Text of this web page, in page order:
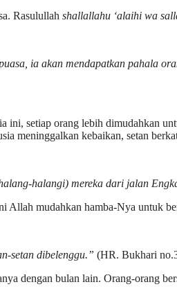
Rasulullah shallallahu ‘alaihi wa
ia akan mendapatkan pahala
ini, setiap orang lebih dimudahkan
meninggalkan kebaikan, setan
halangi) mereka dari jalan
Allah mudahkan hamba-Nya untuk
setan dibelenggu.” (HR. Bukhari
dengan bulan lain. Orang-orang